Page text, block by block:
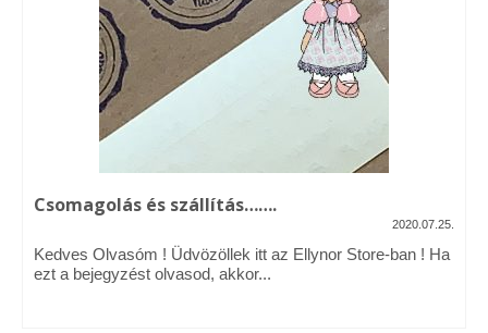
Vásárok, ahol velem is találkozhattál…
Alapanyagok, kellékek
A termékek tisztítása
Ellynor története
Adatkezelési tájékoztató
Általános Szerződési Feltételek
Csomagolás és szállítás…….
2020.07.25.
Kedves Olvasóm ! Üdvözöllek itt az Ellynor Store-ban ! Ha
ezt a bejegyzést olvasod, akkor...